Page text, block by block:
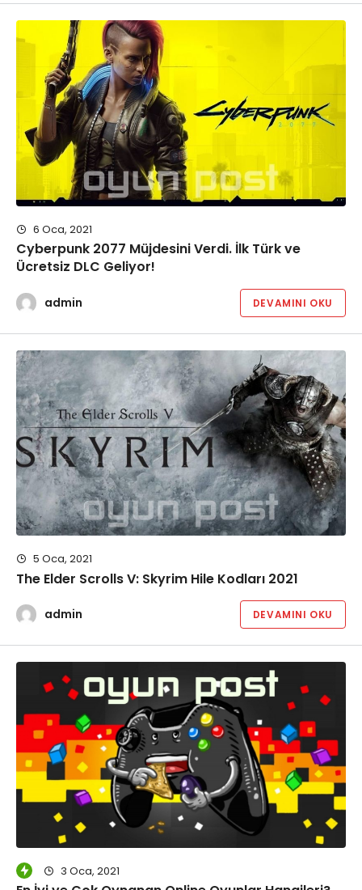
6 Oca, 2021
Cyberpunk 2077 Müjdesini Verdi. İlk Türk ve
Ücretsiz DLC Geliyor!
admin DEVAMINI OKU
5 Oca, 2021
The Elder Scrolls V: Skyrim Hile Kodları 2021
admin DEVAMINI OKU
3 Oca, 2021